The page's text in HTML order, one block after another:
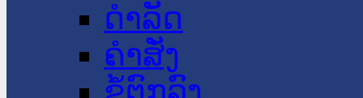
ດໍາລັດ
ຄໍາສັ່ງ